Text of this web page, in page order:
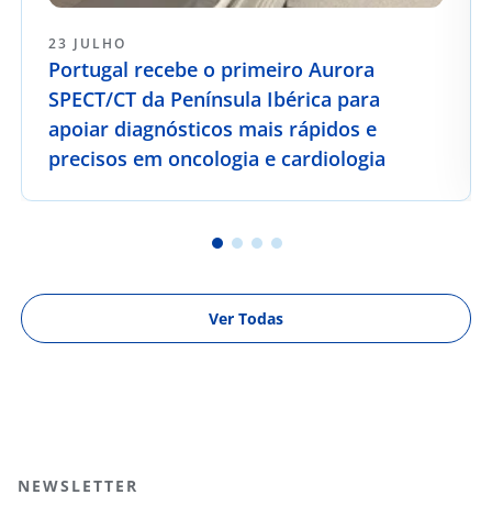
23 JULHO
Portugal recebe o primeiro Aurora
SPECT/CT da Península Ibérica para
apoiar diagnósticos mais rápidos e
precisos em oncologia e cardiologia
Ver Todas
NEWSLETTER